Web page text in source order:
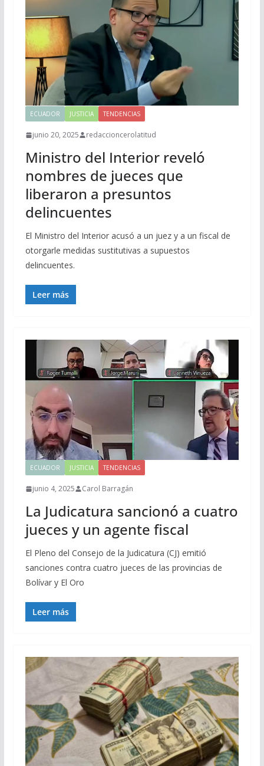
ECUADOR JUSTICIA TENDENCIAS
junio 20, 2025 redaccioncerolatitud
Ministro del Interior reveló
nombres de jueces que
liberaron a presuntos
delincuentes
El Ministro del Interior acusó a un juez y a un fiscal de
otorgarle medidas sustitutivas a supuestos
delincuentes.
Leer más
ECUADOR JUSTICIA TENDENCIAS
junio 4, 2025 Carol Barragán
La Judicatura sancionó a cuatro
jueces y un agente fiscal
El Pleno del Consejo de la Judicatura (CJ) emitió
sanciones contra cuatro jueces de las provincias de
Bolívar y El Oro
Leer más